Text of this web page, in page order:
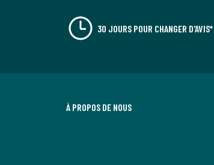
30 JOURS POUR CHANGER D'AVIS*
À PROPOS DE NOUS